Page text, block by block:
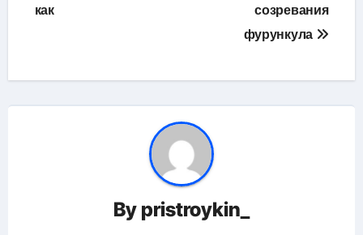
записям
как
созревания
фурункула
By pristroykin_